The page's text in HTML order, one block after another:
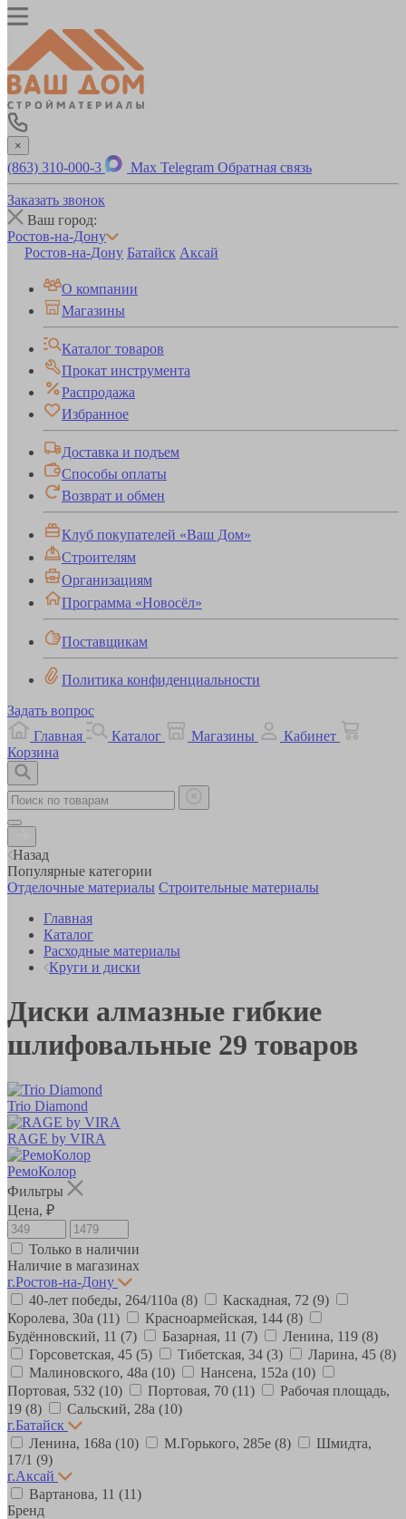
×
(863) 310-000-3 Max Telegram Обратная связь
Заказать звонок
Ваш город:
Ростов-на-Дону
Ростов-на-Дону Батайск Аксай
О компании
Магазины
Каталог товаров
Прокат инструмента
Распродажа
Избранное
Доставка и подъем
Способы оплаты
Возврат и обмен
Клуб покупателей «Ваш Дом»
Строителям
Организациям
Программа «Новосёл»
Поставщикам
Политика конфиденциальности
Задать вопрос
Главная
Каталог Магазины
Кабинет
Корзина
Назад
Популярные категории
Отделочные материалы Строительные материалы
Главная
Каталог
Расходные материалы
Круги и диски
Диски алмазные гибкие
шлифовальные 29 товаров
Trio Diamond
RAGE by VIRA
РемоКолор
Фильтры
Цена, ₽
Только в наличии
Наличие в магазинах
г.Ростов-на-Дону
40-лет победы, 264/110а (8) Каскадная, 72 (9)
Королева, 30а (11) Красноармейская, 144 (8)
Будённовский, 11 (7) Базарная, 11 (7) Ленина, 119 (8)
Горсоветская, 45 (5) Тибетская, 34 (3) Ларина, 45 (8)
Малиновского, 48а (10) Нансена, 152а (10)
Портовая, 532 (10) Портовая, 70 (11)
Рабочая площадь,
19 (8) Сальский, 28a (10)
г.Батайск
Ленина, 168а (10) М.Горького, 285е (8)
Шмидта,
17/1 (9)
г.Аксай
Вартанова, 11 (11)
Бренд